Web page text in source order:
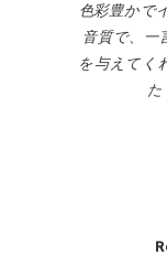
色彩豊かで
音質で、一
を与えてく